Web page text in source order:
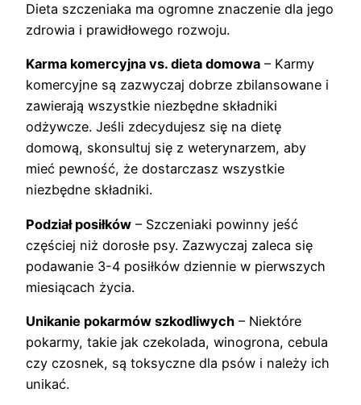
Dieta szczeniaka ma ogromne znaczenie dla jego
zdrowia i prawidłowego rozwoju.
Karma komercyjna vs. dieta domowa – Karmy
komercyjne są zazwyczaj dobrze zbilansowane i
zawierają wszystkie niezbędne składniki
odżywcze. Jeśli zdecydujesz się na dietę
domową, skonsultuj się z weterynarzem, aby
mieć pewność, że dostarczasz wszystkie
niezbędne składniki.
Podział posiłków – Szczeniaki powinny jeść
częściej niż dorosłe psy. Zazwyczaj zaleca się
podawanie 3-4 posiłków dziennie w pierwszych
miesiącach życia.
Unikanie pokarmów szkodliwych – Niektóre
pokarmy, takie jak czekolada, winogrona, cebula
czy czosnek, są toksyczne dla psów i należy ich
unikać.